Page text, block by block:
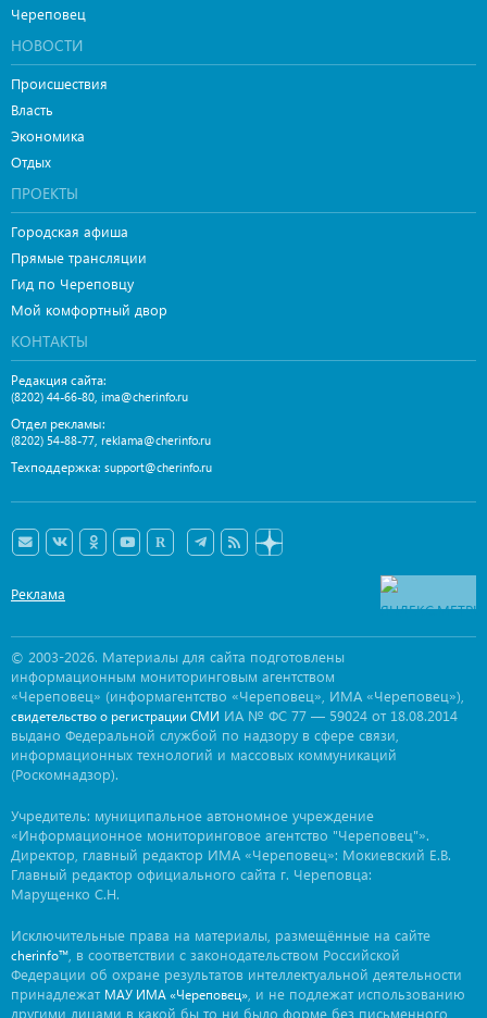
Череповец
НОВОСТИ
Происшествия
Власть
Экономика
Отдых
ПРОЕКТЫ
Городская афиша
Прямые трансляции
Гид по Череповцу
Мой комфортный двор
КОНТАКТЫ
Редакция сайта:
(8202) 44-66-80, ima@cherinfo.ru
Отдел рекламы:
(8202) 54-88-77, reklama@cherinfo.ru
Техподдержка: support@cherinfo.ru
Реклама
© 2003-2026. Материалы для сайта подготовлены
информационным мониторинговым агентством
«Череповец» (информагентство «Череповец», ИМА «Череповец»),
свидетельство о регистрации СМИ ИА № ФС 77 — 59024 от 18.08.2014
выдано Федеральной службой по надзору в сфере связи,
информационных технологий и массовых коммуникаций
(Роскомнадзор).
Учредитель: муниципальное автономное учреждение
«Информационное мониторинговое агентство "Череповец"».
Директор, главный редактор ИМА «Череповец»: Мокиевский Е.В.
Главный редактор официального сайта г. Череповца:
Марущенко С.Н.
Исключительные права на материалы, размещённые на сайте
cherinfo™ , в соответствии с законодательством Российской
Федерации об охране результатов интеллектуальной деятельности
принадлежат МАУ ИМА «Череповец» , и не подлежат использованию
другими лицами в какой бы то ни было форме без письменного